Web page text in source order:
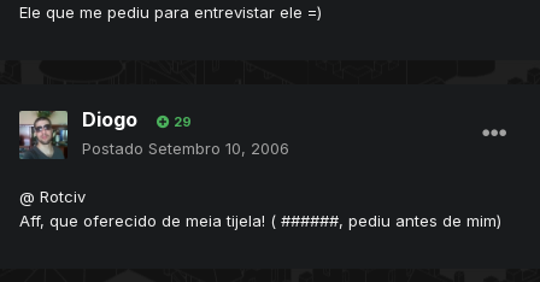
Ele que me pediu para entrevistar ele =)
Diogo 29
Postado Setembro 10, 2006
@ Rotciv
Aff, que oferecido de meia tijela! ( ######, pediu antes de mim)